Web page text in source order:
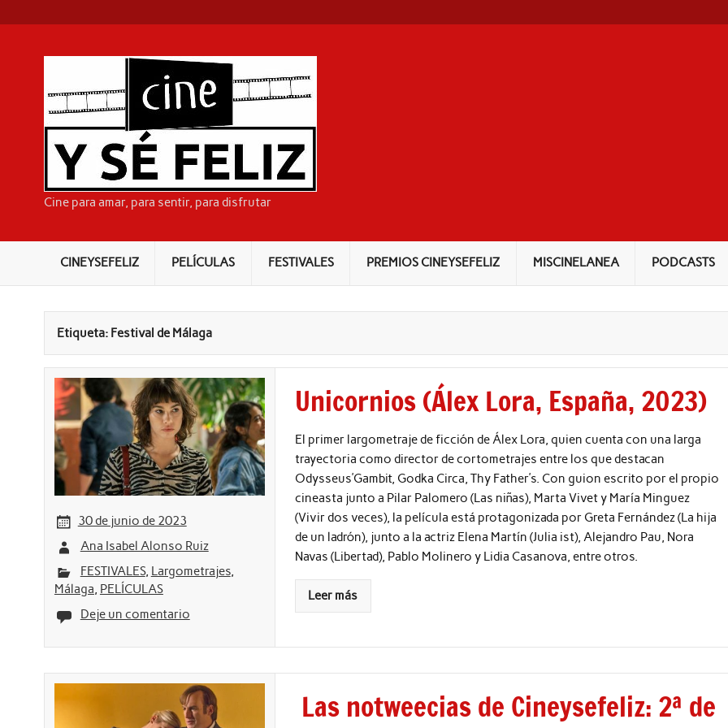
content
Cine para amar, para sentir, para disfrutar
CINEYSEFELIZ PELÍCULAS FESTIVALES PREMIOS CINEYSEFELIZ MISCINELANEA PODCASTS
Etiqueta: Festival de Málaga
30 de junio de 2023
Ana Isabel Alonso Ruiz
FESTIVALES, Largometrajes,
Málaga, PELÍCULAS
Deje un comentario
Unicornios (Álex Lora, España, 2023)
El primer largometraje de ficción de Álex Lora, quien cuenta con una larga
trayectoria como director de cortometrajes entre los que destacan
Odysseus’Gambit, Godka Circa, Thy Father’s. Con guion escrito por el propio
cineasta junto a Pilar Palomero (Las niñas), Marta Vivet y María Minguez
(Vivir dos veces), la película está protagonizada por Greta Fernández (La hija
de un ladrón), junto a la actriz Elena Martín (Julia ist), Alejandro Pau, Nora
Navas (Libertad), Pablo Molinero y Lidia Casanova, entre otros.
Leer más
Las notweecias de Cineysefeliz: 2ª de